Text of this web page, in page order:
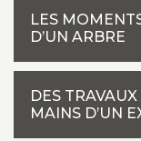
LES
D’UN ARBRE
DES
MAINS D’UN